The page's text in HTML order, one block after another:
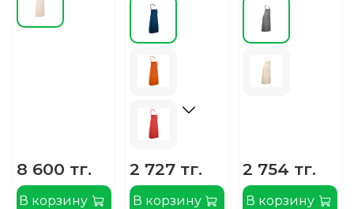
8 600 тг.
В корзину
2 727 тг.
В корзину
2 754 тг.
В корзину